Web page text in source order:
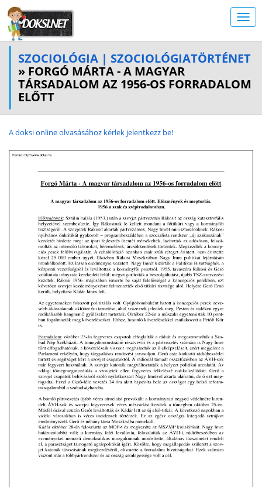
SZOCIOLÓGIA | SZOCIOLÓGIATÖRTÉNET
» FORGÓ MÁRTA - A MAGYAR
TÁRSADALOM AZ 1956-OS FORRADALOM
ELŐTT
A doksi online olvasásához kérlek jelentkezz be!